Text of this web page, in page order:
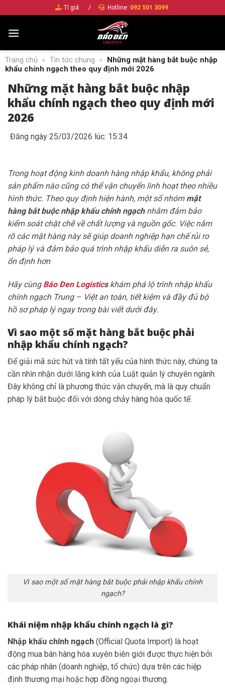
nội
Tỉ giá: / Hotline: 092 501 3099
Trang chủ » Tin tức chung »
Những mặt hàng bắt buộc nhập
khẩu chính ngạch theo quy định mới 2026
Những mặt hàng bắt buộc nhập
khẩu chính ngạch theo quy định mới
2026
Đăng ngày 25/03/2026 lúc: 15:34
Trong hoạt động kinh doanh hàng nhập khẩu, không phải
sản phẩm nào cũng có thể vận chuyển linh hoạt theo nhiều
hình thức. Theo quy định hiện hành, một số nhóm mặt
hàng bắt buộc nhập khẩu chính ngạchnhằm đảm bảo
kiểm soát chặt chẽ về chất lượng và nguồn gốc. Việc nắm
rõ các mặt hàng này sẽ giúp doanh nghiệp hạn chế rủi ro
pháp lý và đảm bảo quá trình nhập khẩu diễn ra suôn sẻ,
ổn định hơn
Hãy cùng Báo Đen Logistics khám phá lộ trình nhập khẩu
chính ngạch Trung – Việt an toàn, tiết kiệm và đầy đủ bộ
hồ sơ pháp lý ngay trong bài viết dưới đây.
Vì sao một số mặt hàng bắt buộc phải
nhập khẩu chính ngạch?
Để giải mã sức hút và tính tất yếu của hình thức này, chúng ta
cần nhìn nhận dưới lăng kính của Luật quản lý chuyên ngành.
Đây không chỉ là phương thức vận chuyển, mà là quy chuẩn
pháp lý bắt buộc đối với dòng chảy hàng hóa quốc tế.
Vì sao một số mặt hàng bắt buộc phải nhập khẩu chính
ngạch?
Khái niệm nhập khẩu chính ngạch là gì?
Nhập khẩu chính ngạch (Official Quota Import) là hoạt
động mua bán hàng hóa xuyên biên giới được thực hiện bởi
các pháp nhân (doanh nghiệp, tổ chức) dựa trên các hiệp
định thương mại hoặc hợp đồng ngoại thương.